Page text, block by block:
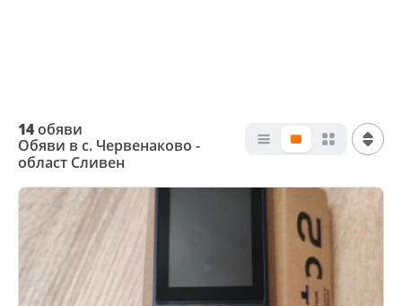
14обяви
Обяви в с. Червенаково -
област Сливен